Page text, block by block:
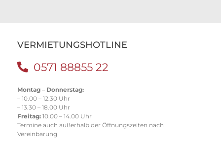
VERMIETUNGSHOTLINE
0571 88855 22
Montag – Donnerstag:
– 10.00 – 12.30 Uhr
– 13.30 – 18.00 Uhr
Freitag: 10.00 – 14.00 Uhr
Termine auch außerhalb der Öffnungszeiten nach
Vereinbarung